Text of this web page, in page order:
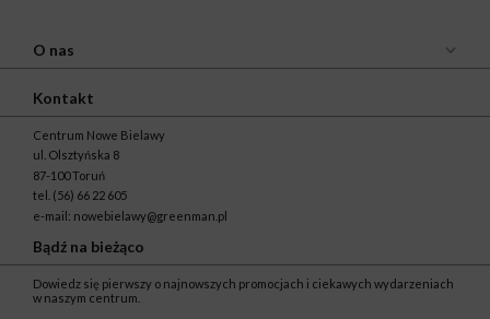
O nas
Kontakt
Centrum Nowe Bielawy
ul. Olsztyńska 8
87-100 Toruń
tel. (56) 66 22 605
e-mail: nowebielawy@greenman.pl
Bądź na bieżąco
Dowiedz się pierwszy o najnowszych promocjach i ciekawych wydarzeniach
w naszym centrum.